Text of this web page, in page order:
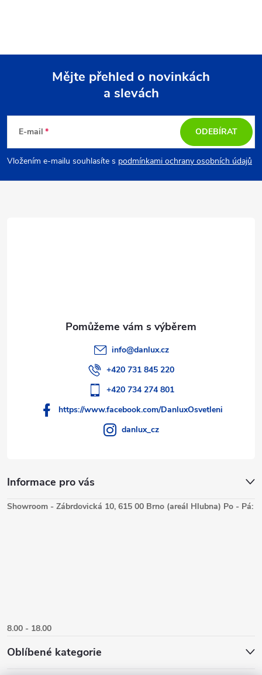
p
a
Mějte přehled o novinkách
a slevách
E-mail
Vložením e-mailu souhlasíte s podmínkami ochrany osobních údajů
ODEBÍRAT
Informace pro vás
info@danlux.cz
+420 731 845 220
+420 734 274 801
https://www.facebook.com/DanluxOsvetleni
danlux_cz
Showroom - Zábrdovická 10, 615 00 Brno (areál Hlubna) Po - Pá:
8.00 - 18.00
Oblíbené kategorie